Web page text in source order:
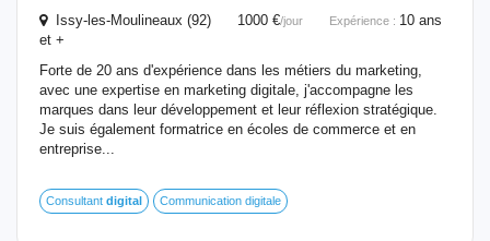
Issy-les-Moulineaux (92) 1000 €/jour Expérience : 10 ans
et +
Forte de 20 ans d'expérience dans les métiers du marketing,
avec une expertise en marketing digitale, j'accompagne les
marques dans leur développement et leur réflexion stratégique.
Je suis également formatrice en écoles de commerce et en
entreprise...
Consultant digital Communication digitale